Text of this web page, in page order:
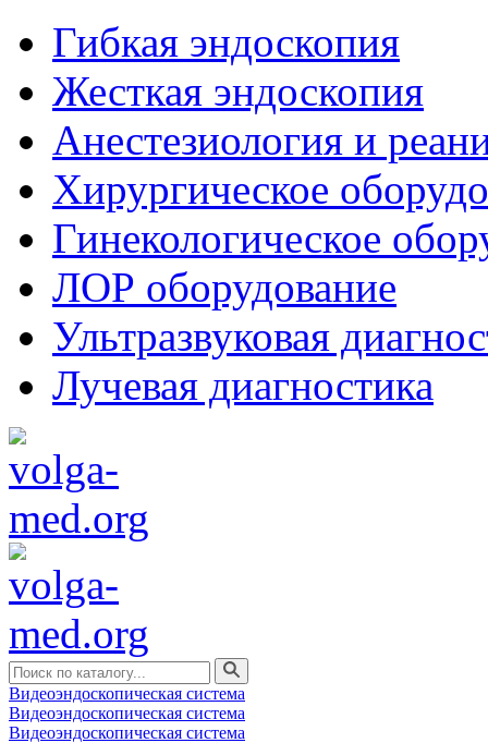
Гибкая эндоскопия
Жесткая эндоскопия
Анестезиология и
Хирургическое
Гинекологическое
ЛОР оборудование
Ультразвуковая
Лучевая диагностика
Видеоэндоскопическая система
Видеоэндоскопическая система
Видеоэндоскопическая система